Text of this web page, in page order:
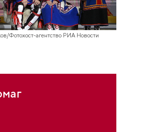
Фотохост-агентство РИА Новости